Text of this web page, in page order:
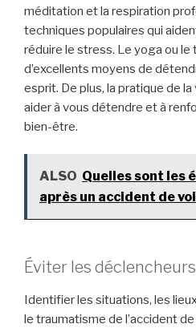
méditation et la respiration
techniques populaires qui
réduire le stress. Le yoga ou
d’excellents moyens de
esprit. De plus, la pratique de
aider à vous détendre et à
bien-être.
ALSO Quelles sont les
après un accident de
Éviter les déclencheurs
Identifier les situations, les
le traumatisme de l’accident